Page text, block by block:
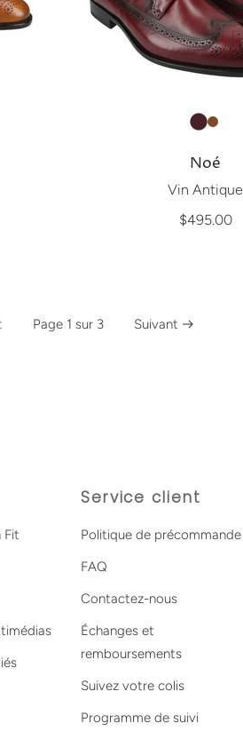
Noé
Vin Antique
$495.00
Page 1 sur 3 Suivant
Fit
Service client
Politique de précommande
FAQ
Contactez-nous
Échanges et
remboursements
Suivez votre colis
Programme de suivi